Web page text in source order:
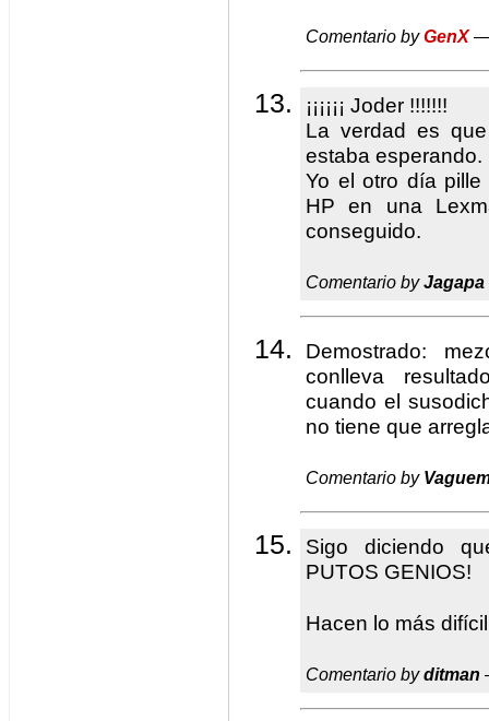
Comentario byGenX—
¡¡¡¡¡¡ Joder !!!!!!!
La verdad es
estaba esperando.
Yo el otro día
HP en una
conseguido.
Comentario byJagapa
Demostrado:
conlleva
cuando el
no tiene que
Comentario by
Sigo diciendo
PUTOS GENIOS!
Hacen lo más
Comentario byditman